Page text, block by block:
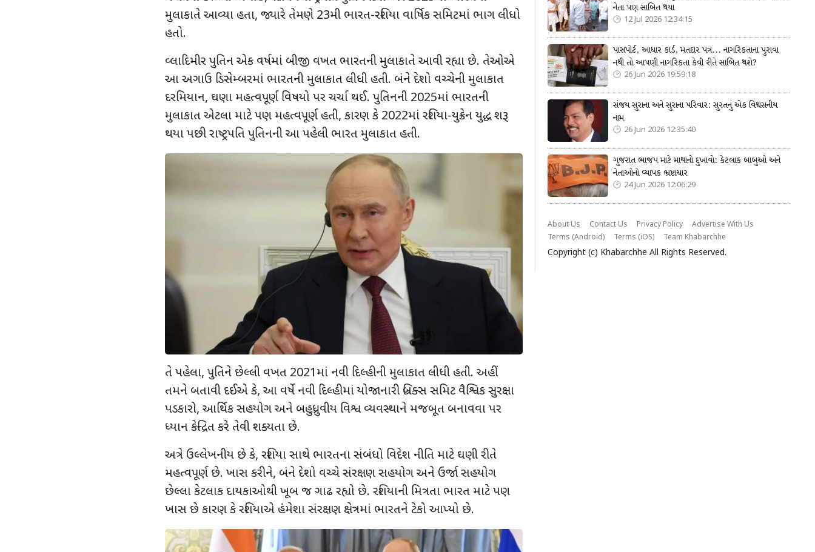
મુલાકાતે આવ્યા હતા, જ્યારે તેમણે 23મી ભારત-રશિયા વાર્ષિક સમિટમાં ભાગ લીધો
હતો.
વ્લાદિમીર પુતિન એક વર્ષમાં બીજી વખત ભારતની મુલાકાતે આવી રહ્યા છે. તેઓએ
આ અગાઉ ડિસેમ્બરમાં ભારતની મુલાકાત લીધી હતી. બંને દેશો વચ્ચેની મુલાકાત
દરમિયાન, ઘણા મહત્વપૂર્ણ વિષયો પર ચર્ચા થઈ. પુતિનની 2025માં ભારતની
મુલાકાત એટલા માટે પણ મહત્વપૂર્ણ હતી, કારણ કે 2022માં રશિયા-યુક્રેન યુદ્ધ શરૂ
થયા પછી રાષ્ટ્રપતિ પુતિનની આ પહેલી ભારત મુલાકાત હતી.
તે પહેલા, પુતિને છેલ્લી વખત 2021માં નવી દિલ્હીની મુલાકાત લીધી હતી. અહીં
તમને બતાવી દઈએ કે, આ વર્ષે નવી દિલ્હીમાં યોજાનારી બ્રિક્સ સમિટ વૈશ્વિક સુરક્ષા
પડકારો, આર્થિક સહયોગ અને બહુધ્રુવીય વિશ્વ વ્યવસ્થાને મજબૂત બનાવવા પર
ધ્યાન કેન્દ્રિત કરે તેવી શક્યતા છે.
અત્રે ઉલ્લેખનીય છે કે, રશિયા સાથે ભારતના સંબંધો વિદેશ નીતિ માટે ઘણી રીતે
મહત્વપૂર્ણ છે. ખાસ કરીને, બંને દેશો વચ્ચે સંરક્ષણ સહયોગ અને ઉર્જા સહયોગ
છેલ્લા કેટલાક દાયકાઓથી ખૂબ જ ગાઢ રહ્યો છે. રશિયાની મિત્રતા ભારત માટે પણ
ખાસ છે કારણ કે રશિયાએ હંમેશા સંરક્ષણ ક્ષેત્રમાં ભારતને ટેકો આપ્યો છે.
નેતા પણ સાબિત થયા
12 Jul 2026 12:34:15
પાસપોર્ટ, આધાર કાર્ડ, મતદાર પત્ર... નાગરિકતાના પુરાવા
નથી તો આપણી નાગરિકતા કેવી રીતે સાબિત થશે?
26 Jun 2026 19:59:18
સંજય સુરાના અને સુરાના પરિવાર: સુરતનું એક વિશ્વસનીય
નામ
26 Jun 2026 12:35:40
ગુજરાત ભાજપ માટે માથાનો દુખાવો: કેટલાક બાબુઓ અને
નેતાઓનો વ્યાપક ભ્રષ્ટાચાર
24 Jun 2026 12:06:29
About Us Contact Us Privacy Policy
Advertise With Us
Terms (Android)
Terms (iOS) Team Khabarchhe
Copyright (c) Khabarchhe All Rights Reserved.